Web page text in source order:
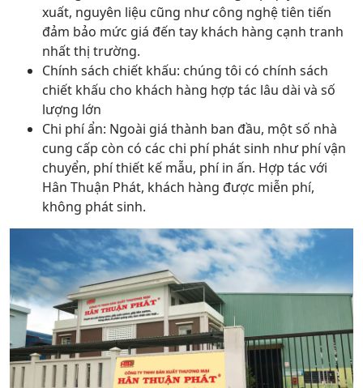
xuất, nguyên liệu cũng như công nghệ tiên tiến
đảm bảo mức giá đến tay khách hàng cạnh tranh
nhất thị trường.
Chính sách chiết khấu: chúng tôi có chính sách
chiết khấu cho khách hàng hợp tác lâu dài và số
lượng lớn
Chi phí ẩn: Ngoài giá thành ban đầu, một số nhà
cung cấp còn có các chi phí phát sinh như phí vận
chuyển, phí thiết kế mẫu, phí in ấn. Hợp tác với
Hân Thuận Phát, khách hàng được miễn phí,
không phát sinh.